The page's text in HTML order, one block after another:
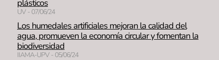
plásticos
UV - 07/06/24
Los humedales artificiales mejoran la calidad del
agua, promueven la economía circular y fomentan la
biodiversidad
IIAMA-UPV - 05/06/24